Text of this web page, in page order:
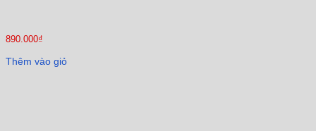
890.000₫
Thêm vào giỏ